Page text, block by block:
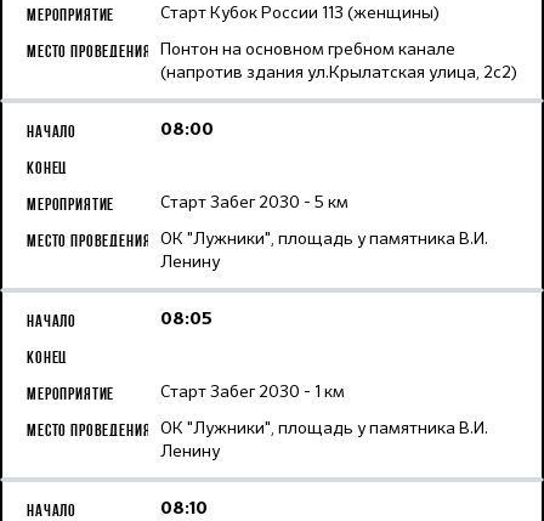
Старт Кубок России 113 (женщины)
Понтон на основном гребном канале
(напротив здания ул.Крылатская улица, 2с2)
08:00
Старт Забег 2030 - 5 км
ОК "Лужники", площадь у памятника В.И.
Ленину
08:05
Старт Забег 2030 - 1 км
ОК "Лужники", площадь у памятника В.И.
Ленину
08:10